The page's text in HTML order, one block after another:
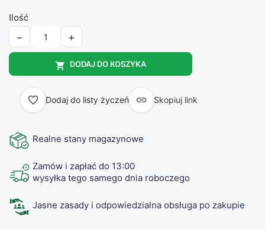
Ilość
− +
 DODAJ DO KOSZYKA
favorite_border Dodaj do listy życzeń  Skopiuj link
Realne stany magazynowe
Zamów i zapłać do 13:00
wysyłka tego samego dnia roboczego
Jasne zasady i odpowiedzialna obsługa po zakupie